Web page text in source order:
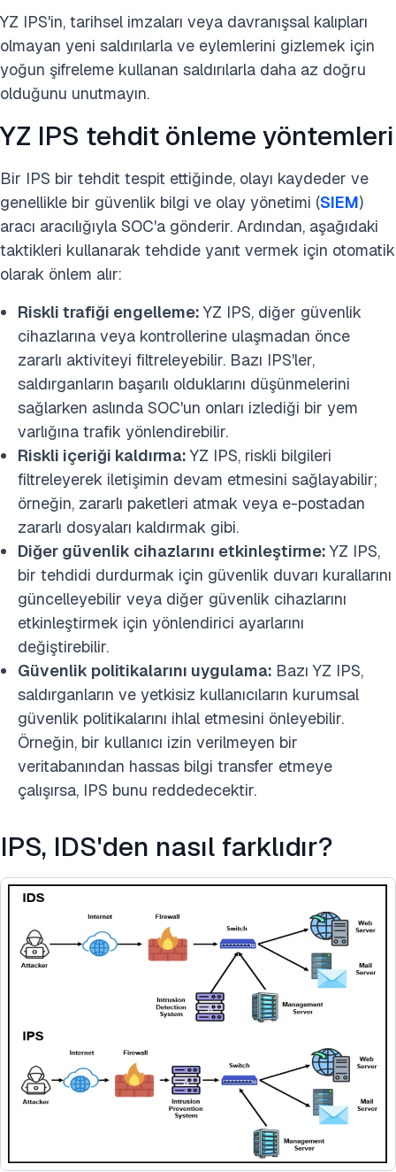
YZ IPS'in, tarihsel imzaları veya davranışsal kalıpları
olmayan yeni saldırılarla ve eylemlerini gizlemek için
yoğun şifreleme kullanan saldırılarla daha az doğru
olduğunu unutmayın.
YZ IPS tehdit önleme yöntemleri
Bir IPS bir tehdit tespit ettiğinde, olayı kaydeder ve
genellikle bir güvenlik bilgi ve olay yönetimi (SIEM)
aracı aracılığıyla SOC'a gönderir. Ardından, aşağıdaki
taktikleri kullanarak tehdide yanıt vermek için otomatik
olarak önlem alır:
Riskli trafiği engelleme:YZ IPS, diğer güvenlik
cihazlarına veya kontrollerine ulaşmadan önce
zararlı aktiviteyi filtreleyebilir. Bazı IPS'ler,
saldırganların başarılı olduklarını düşünmelerini
sağlarken aslında SOC'un onları izlediği bir yem
varlığına trafik yönlendirebilir.
Riskli içeriği kaldırma:YZ IPS, riskli bilgileri
filtreleyerek iletişimin devam etmesini sağlayabilir;
örneğin, zararlı paketleri atmak veya e-postadan
zararlı dosyaları kaldırmak gibi.
Diğer güvenlik cihazlarını etkinleştirme:YZ IPS,
bir tehdidi durdurmak için güvenlik duvarı kurallarını
güncelleyebilir veya diğer güvenlik cihazlarını
etkinleştirmek için yönlendirici ayarlarını
değiştirebilir.
Güvenlik politikalarını uygulama: Bazı YZ IPS,
saldırganların ve yetkisiz kullanıcıların kurumsal
güvenlik politikalarını ihlal etmesini önleyebilir.
Örneğin, bir kullanıcı izin verilmeyen bir
veritabanından hassas bilgi transfer etmeye
çalışırsa, IPS bunu reddedecektir.
IPS, IDS'den nasıl farklıdır?